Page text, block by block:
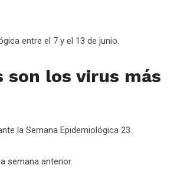
entre el 7 y el 13 de junio.
son los virus más
la Semana Epidemiológica 23.
semana anterior.